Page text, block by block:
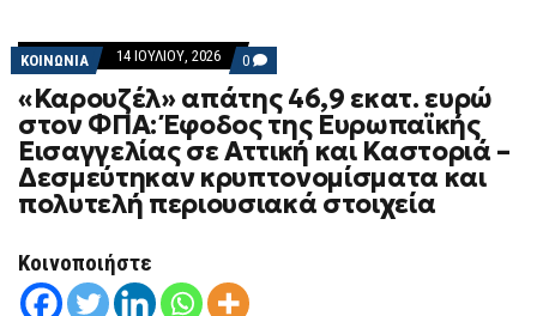
ΚΟΙΝΩΝΙΑ 14 ΙΟΥΛΊΟΥ, 2026 0 COMMENTS
ON
«ΚΑΡΟΥΖΈΛ»
ΑΠΆΤΗΣ
46,9
ΕΚΑΤ.
ΕΥΡΏ
ΣΤΟΝ
ΦΠΑ:
«Καρουζέλ» απάτης 46,9 εκατ. ευρώ
στον ΦΠΑ: Έφοδος της Ευρωπαϊκής
Εισαγγελίας σε Αττική και Καστοριά –
Δεσμεύτηκαν κρυπτονομίσματα και
πολυτελή περιουσιακά στοιχεία
Κοινοποιήστε